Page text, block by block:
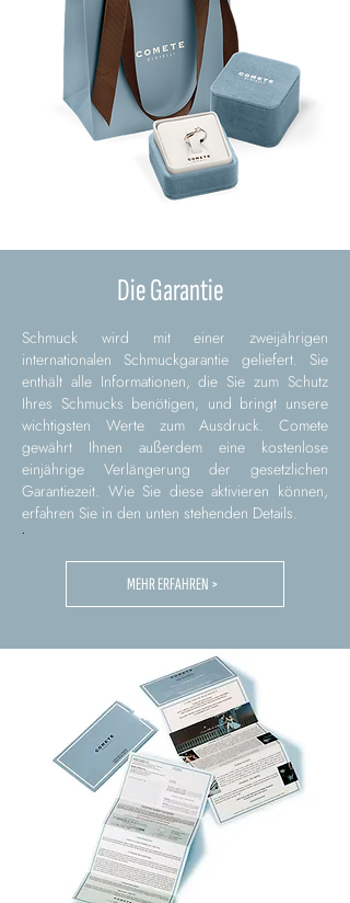
Die Garantie
Schmuck wird mit einer zweijährigen
internationalen Schmuckgarantie geliefert. Sie
enthält alle Informationen, die Sie zum Schutz
Ihres Schmucks benötigen, und bringt unsere
wichtigsten Werte zum Ausdruck. Comete
gewährt Ihnen außerdem eine kostenlose
einjährige Verlängerung der gesetzlichen
Garantiezeit. Wie Sie diese aktivieren können,
erfahren Sie in den unten stehenden Details.
MEHR ERFAHREN >